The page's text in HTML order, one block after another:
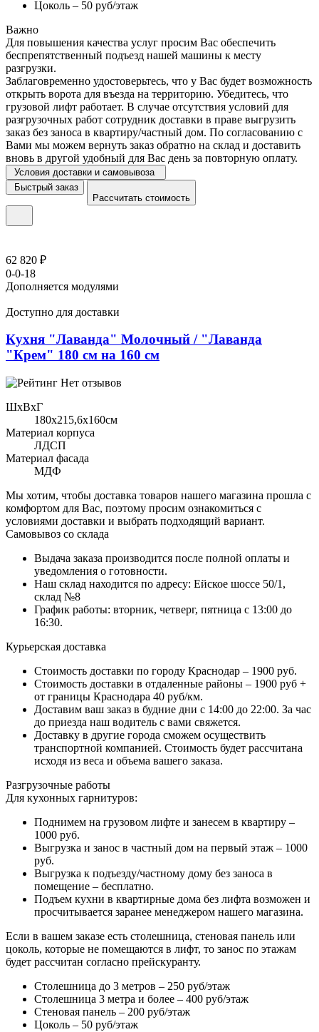
Цоколь – 50 руб/этаж
Важно
Для повышения качества услуг просим Вас обеспечить
беспрепятственный подъезд нашей машины к месту
разгрузки.
Заблаговременно удостоверьтесь, что у Вас будет возможность
открыть ворота для въезда на территорию. Убедитесь, что
грузовой лифт работает. В случае отсутствия условий для
разгрузочных работ сотрудник доставки в праве выгрузить
заказ без заноса в квартиру/частный дом. По согласованию с
Вами мы можем вернуть заказ обратно на склад и доставить
вновь в другой удобный для Вас день за повторную оплату.
Условия доставки и самовывоза
Быстрый заказ
Рассчитать стоимость
62 820 ₽
0-0-18
Дополняется модулями
Доступно для доставки
Кухня "Лаванда" Молочный / "Лаванда
"Крем" 180 см на 160 см
Нет отзывов
ШхВхГ
180x215,6х160см
Материал корпуса
ЛДСП
Материал фасада
МДФ
Мы хотим, чтобы доставка товаров нашего магазина прошла с
комфортом для Вас, поэтому просим ознакомиться с
условиями доставки и выбрать подходящий вариант.
Самовывоз со склада
Выдача заказа производится после полной оплаты и
уведомления о готовности.
Наш склад находится по адресу: Ейское шоссе 50/1,
склад №8
График работы: вторник, четверг, пятница с 13:00 до
16:30.
Курьерская доставка
Стоимость доставки по городу Краснодар – 1900 руб.
Стоимость доставки в отдаленные районы – 1900 руб +
от границы Краснодара 40 руб/км.
Доставим ваш заказ в будние дни с 14:00 до 22:00. За час
до приезда наш водитель с вами свяжется.
Доставку в другие города сможем осуществить
транспортной компанией. Стоимость будет рассчитана
исходя из веса и объема вашего заказа.
Разгрузочные работы
Для кухонных гарнитуров:
Поднимем на грузовом лифте и занесем в квартиру –
1000 руб.
Выгрузка и занос в частный дом на первый этаж – 1000
руб.
Выгрузка к подъезду/частному дому без заноса в
помещение – бесплатно.
Подъем кухни в квартирные дома без лифта возможен и
просчитывается заранее менеджером нашего магазина.
Если в вашем заказе есть столешница, стеновая панель или
цоколь, которые не помещаются в лифт, то занос по этажам
будет рассчитан согласно прейскуранту.
Столешница до 3 метров – 250 руб/этаж
Столешница 3 метра и более – 400 руб/этаж
Стеновая панель – 200 руб/этаж
Цоколь – 50 руб/этаж